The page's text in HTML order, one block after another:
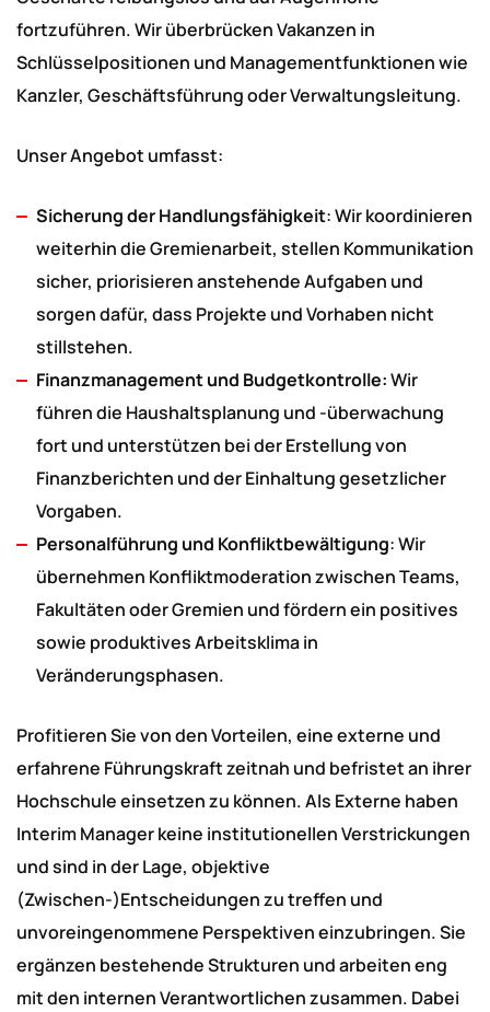
fortzuführen. Wir überbrücken Vakanzen in
Schlüsselpositionen und Managementfunktionen wie
Kanzler, Geschäftsführung oder Verwaltungsleitung.
Unser Angebot umfasst:
Sicherung der Handlungsfähigkeit: Wir koordinieren
weiterhin die Gremienarbeit, stellen Kommunikation
sicher, priorisieren anstehende Aufgaben und
sorgen dafür, dass Projekte und Vorhaben nicht
stillstehen.
Finanzmanagement und Budgetkontrolle:Wir
führen die Haushaltsplanung und -überwachung
fort und unterstützen bei der Erstellung von
Finanzberichten und der Einhaltung gesetzlicher
Vorgaben.
Personalführung und Konfliktbewältigung: Wir
übernehmen Konfliktmoderation zwischen Teams,
Fakultäten oder Gremien und fördern ein positives
sowie produktives Arbeitsklima in
Veränderungsphasen.
Profitieren Sie von den Vorteilen, eine externe und
erfahrene Führungskraft zeitnah und befristet an ihrer
Hochschule einsetzen zu können. Als Externe haben
Interim Manager keine institutionellen Verstrickungen
und sind in der Lage, objektive
(Zwischen-)Entscheidungen zu treffen und
unvoreingenommene Perspektiven einzubringen. Sie
ergänzen bestehende Strukturen und arbeiten eng
mit den internen Verantwortlichen zusammen. Dabei